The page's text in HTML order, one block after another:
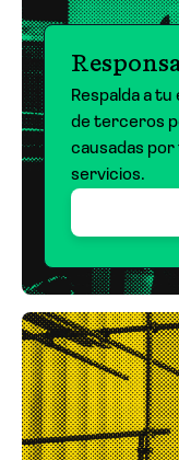
Respalda a
de terceros
causadas
servicios.